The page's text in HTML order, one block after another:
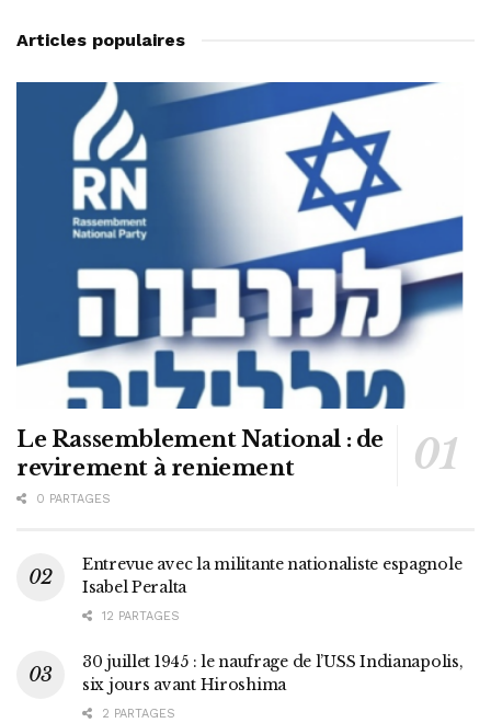
Articles populaires
Le Rassemblement National : de
revirement à reniement
0 PARTAGES
Entrevue avec la militante nationaliste espagnole
Isabel Peralta
12 PARTAGES
30 juillet 1945 : le naufrage de l’USS Indianapolis,
six jours avant Hiroshima
2 PARTAGES